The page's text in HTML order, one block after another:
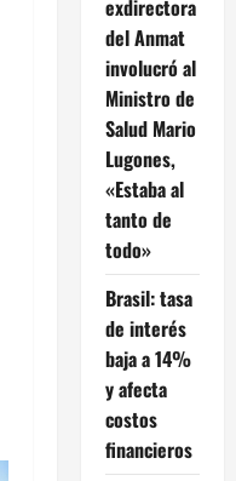
exdirectora
del Anmat
involucró al
Ministro de
Salud Mario
Lugones,
«Estaba al
tanto de
todo»
Brasil: tasa
de interés
baja a 14%
y afecta
costos
financieros